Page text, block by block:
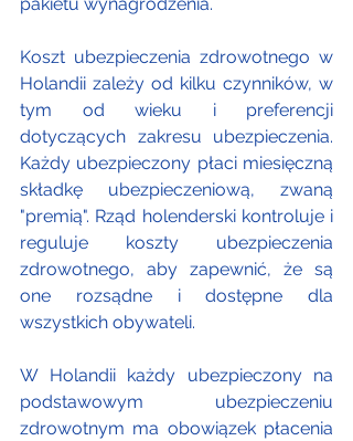
Koszt ubezpieczenia zdrowotnego w
Holandii zależy od kilku czynników, w
tym od wieku i preferencji
dotyczących zakresu ubezpieczenia.
Każdy ubezpieczony płaci miesięczną
składkę ubezpieczeniową, zwaną
"premią". Rząd holenderski kontroluje i
reguluje koszty ubezpieczenia
zdrowotnego, aby zapewnić, że są
one rozsądne i dostępne dla
wszystkich obywateli.
W Holandii każdy ubezpieczony na
podstawowym ubezpieczeniu
zdrowotnym ma obowiązek płacenia